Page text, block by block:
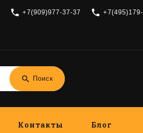
local_phone +7(909)977-37-37 local_phone
search Поиск
Контакты Блог